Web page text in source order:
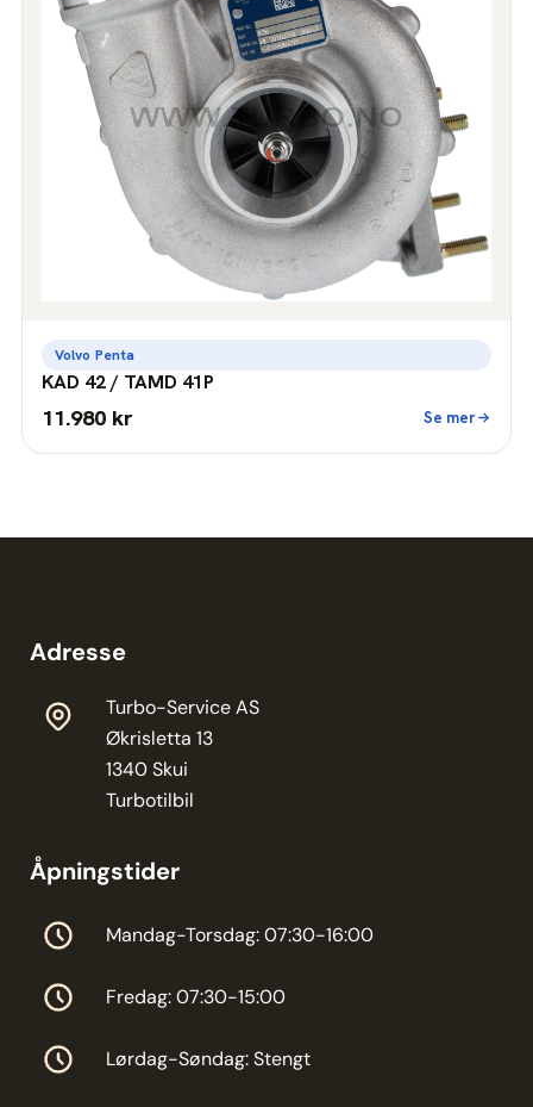
Volvo Penta
KAD 42 / TAMD 41P
11.980 kr Se mer
Adresse
Turbo-Service AS
Økrisletta 13
1340 Skui
Turbotilbil
Åpningstider
Mandag-Torsdag: 07:30-16:00
Fredag: 07:30-15:00
Lørdag-Søndag: Stengt